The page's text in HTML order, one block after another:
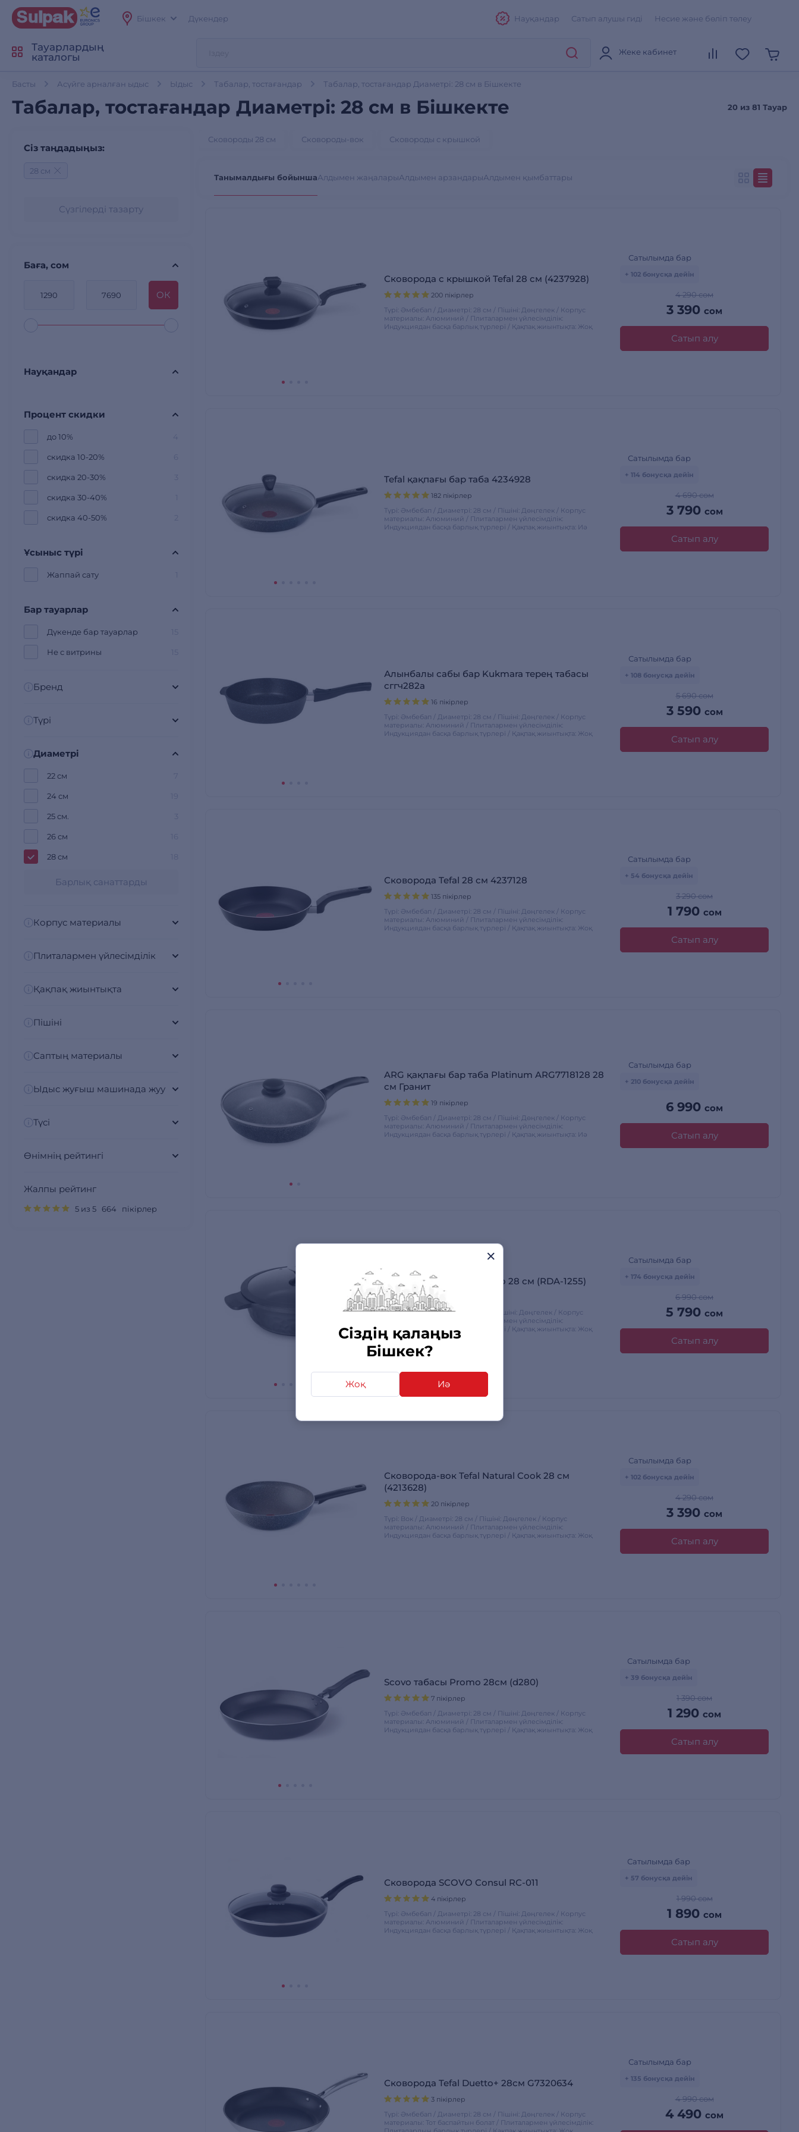
Сіздің қалаңыз
Бішкек?
Жоқ Иә
Бішкек Дүкендер Науқандар Сатып алушы гиді Несие және бөліп төлеу
Тауарлардың
каталогы
Жеке кабинет
Басты Асүйге арналған ыдыс Ыдыс Табалар, тостағандар Табалар, тостағандар Диаметрі: 28 см в Бішкекте
Табалар, тостағандар Диаметрі: 28 см в Бішкекте 20 из 81 Тауар
Сіз таңдадыңыз:
28 см
Сүзгілерді тазарту
Баға, сом
OК
Науқандар
Процент скидки
до 10%
скидка 10-20%
скидка 20-30%
скидка 30-40%
скидка 40-50%
Ұсыныс түрі
Жаппай сату
Бар тауарлар
Дүкенде бар тауарлар
Не с витрины
Бренд
Түрі
Диаметрі
22 см
24 см
25 см.
26 см
28 см
Барлық санаттарды
Корпус материалы
Плиталармен үйлесімділік
Қақпақ жиынтықта
Пішіні
Саптың материалы
Ыдыс жуғыш машинада жуу
Түсі
Өнімнің рейтингі
Жалпы рейтинг
5 из 5 664 пікірлер
Сковороды 28 см Сковороды-вок Сковороды с крышкой
Танымалдығы бойыншаАлдымен жаңаларыАлдымен арзандарыАлдымен қымбаттары
200 пікірлер
Сковорода с крышкой Tefal 28 см (4237928)
Түрі: Әмбебап / Диаметрі: 28 см / Пішіні: Дөңгелек / Корпус
материалы: Алюминий / Плиталармен үйлесімділік:
Индукциядан басқа барлық түрлері / Қақпақ жиынтықта: Жоқ
4 290 сом
3 390 сом
Сатылымда бар
+ 102 бонусқа дейін
Сатып алу
182 пікірлер
Tefal қақпағы бар таба 4234928
Түрі: Әмбебап / Диаметрі: 28 см / Пішіні: Дөңгелек / Корпус
материалы: Алюминий / Плиталармен үйлесімділік:
Индукциядан басқа барлық түрлері / Қақпақ жиынтықта: Иә
4 690 сом
3 790 сом
Сатылымда бар
+ 114 бонусқа дейін
Сатып алу
16 пікірлер
Алынбалы сабы бар Kukmara терең табасы
сггч282а
Түрі: Әмбебап / Диаметрі: 28 см / Пішіні: Дөңгелек / Корпус
материалы: Алюминий / Плиталармен үйлесімділік:
Индукциядан басқа барлық түрлері / Қақпақ жиынтықта: Жоқ
5 690 сом
3 590 сом
Сатылымда бар
+ 108 бонусқа дейін
Сатып алу
135 пікірлер
Сковорода Tefal 28 см 4237128
Түрі: Әмбебап / Диаметрі: 28 см / Пішіні: Дөңгелек / Корпус
материалы: Алюминий / Плиталармен үйлесімділік:
Индукциядан басқа барлық түрлері / Қақпақ жиынтықта: Жоқ
3 290 сом
1 790 сом
Сатылымда бар
+ 54 бонусқа дейін
Сатып алу
19 пікірлер
ARG қақпағы бар таба Platinum ARG7718128 28
см Гранит
Түрі: Әмбебап / Диаметрі: 28 см / Пішіні: Дөңгелек / Корпус
материалы: Алюминий / Плиталармен үйлесімділік:
Индукциядан басқа барлық түрлері / Қақпақ жиынтықта: Иә
6 990 сом
Сатылымда бар
+ 210 бонусқа дейін
Сатып алу
15 пікірлер
Rondell сотейнигі ArtDeco 28 см (RDA-1255)
Түрі: Кәстрөл / Диаметрі: 28 см / Пішіні: Дөңгелек / Корпус
материалы: Алюминий / Плиталармен үйлесімділік:
Индукциядан басқа барлық түрлері / Қақпақ жиынтықта: Жоқ
6 990 сом
5 790 сом
Сатылымда бар
+ 174 бонусқа дейін
Сатып алу
20 пікірлер
Сковорода-вок Tefal Natural Cook 28 см
(4213628)
Түрі: Вок / Диаметрі: 28 см / Пішіні: Дөңгелек / Корпус
материалы: Алюминий / Плиталармен үйлесімділік:
Индукциядан басқа барлық түрлері / Қақпақ жиынтықта: Жоқ
4 290 сом
3 390 сом
Сатылымда бар
+ 102 бонусқа дейін
Сатып алу
7 пікірлер
Scovo табасы Promo 28см (d280)
Түрі: Әмбебап / Диаметрі: 28 см / Пішіні: Дөңгелек / Корпус
материалы: Алюминий / Плиталармен үйлесімділік:
Индукциядан басқа барлық түрлері / Қақпақ жиынтықта: Жоқ
1 390 сом
1 290 сом
Сатылымда бар
+ 39 бонусқа дейін
Сатып алу
4 пікірлер
Сковорода SCOVO Consul RC-011
Түрі: Әмбебап / Диаметрі: 28 см / Пішіні: Дөңгелек / Корпус
материалы: Алюминий / Плиталармен үйлесімділік:
Индукциядан басқа барлық түрлері / Қақпақ жиынтықта: Жоқ
1 990 сом
1 890 сом
Сатылымда бар
+ 57 бонусқа дейін
Сатып алу
3 пікірлер
Сковорода Tefal Duetto+ 28см G7320634
Түрі: Әмбебап / Диаметрі: 28 см / Пішіні: Дөңгелек / Корпус
материалы: Тот баспайтын болат / Плиталармен үйлесімділік:
4 990 сом
4 490 сом
Сатылымда бар
+ 135 бонусқа дейін